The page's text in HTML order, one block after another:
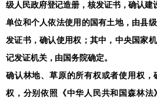
级人民政府登记造册，核发证书，确认建
单位和个人依法使用的国有土地，由县
发证书，确认使用权；其中，中央国家
记发证机关，由国务院确定。
确认林地、草原的所有权或者使用权，
权，分别依照《中华人民共和国森林